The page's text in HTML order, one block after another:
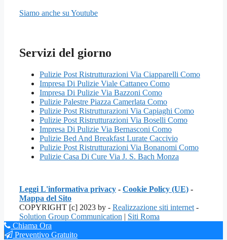
Siamo anche su Youtube
Servizi del giorno
Pulizie Post Ristrutturazioni Via Ciapparelli Como
Impresa Di Pulizie Viale Cattaneo Como
Impresa Di Pulizie Via Bazzoni Como
Pulizie Palestre Piazza Camerlata Como
Pulizie Post Ristrutturazioni Via Capiaghi Como
Pulizie Post Ristrutturazioni Via Boselli Como
Impresa Di Pulizie Via Bernasconi Como
Pulizie Bed And Breakfast Lurate Caccivio
Pulizie Post Ristrutturazioni Via Bonanomi Como
Pulizie Casa Di Cure Via J. S. Bach Monza
Leggi L'informativa privacy - Cookie Policy (UE) -
Mappa del Sito
COPYRIGHT [c] 2023 by - Realizzazione siti internet -
Solution Group Communication | Siti Roma
Chiama Ora
Preventivo Gratuito